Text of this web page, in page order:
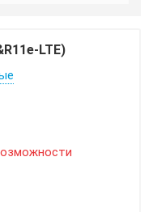
LTE)